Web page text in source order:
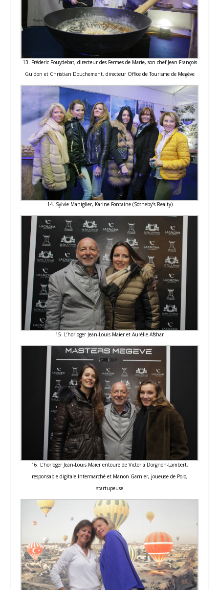
13. Fréderic Pouydebat, directeur des Fermes de Marie, son chef Jean-François
Guidon et Christian Douchement, directeur Office de Tourisme de Megève
14. Sylvie Maniglier, Karine Fontaine (Sotheby’s Realty)
15. L’horloger Jean-Louis Maier et Aurélie Afshar
16. L’horloger Jean-Louis Maier entouré de Victoria Dorgnon-Lambert,
responsable digitale Intermarché et Manon Garnier, joueuse de Polo,
startupeuse